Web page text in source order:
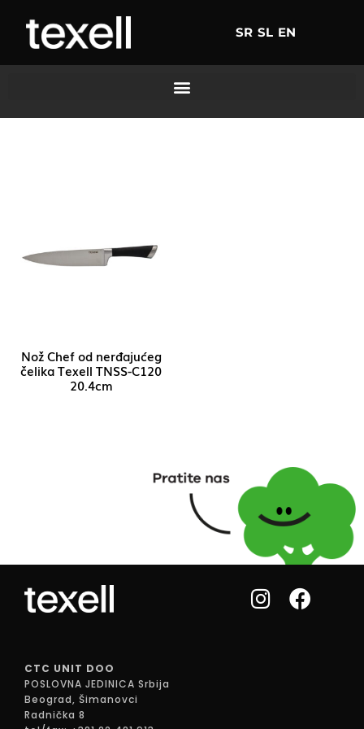
SR SL EN
Nož Chef od nerđajućeg
čelika Texell TNSS-C120
20.4cm
CTC UNIT DOO
POSLOVNA JEDINICA Srbija
Beograd, Šimanovci
Radnička 8